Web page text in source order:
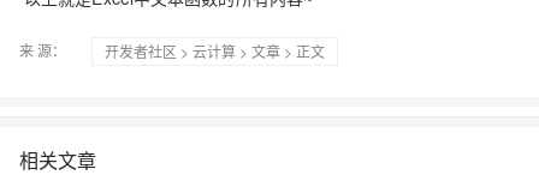
来 源： 开发者社区 > 云计算 > 文章 > 正文
相关文章